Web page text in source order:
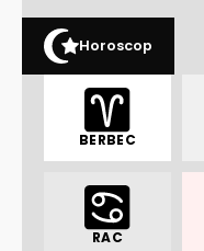
Horoscop
BERBEC
RAC